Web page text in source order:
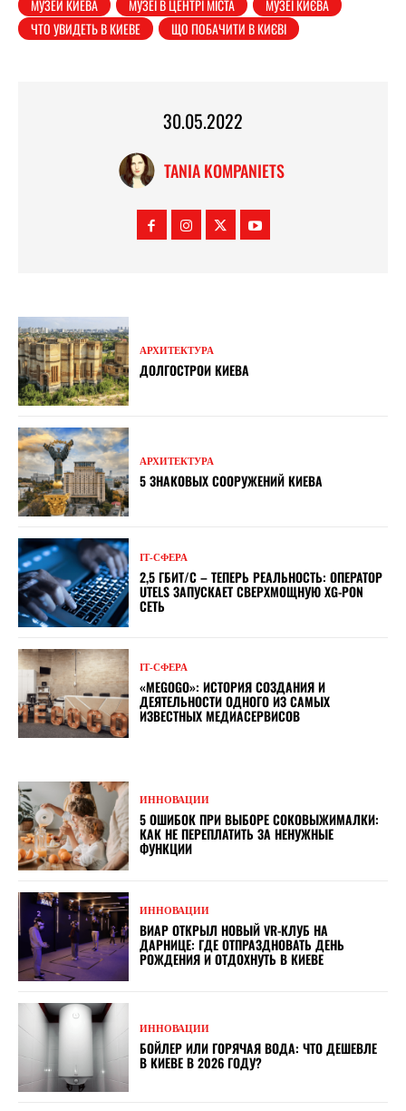
МУЗЕИ КИЕВА МУЗЕЇ В ЦЕНТРІ МІСТА
МУЗЕЇ КИЄВА
ЧТО УВИДЕТЬ В КИЕВЕ
ЩО ПОБАЧИТИ В КИЄВІ
30.05.2022
TANIA KOMPANIETS
АРХИТЕКТУРА
ДОЛГОСТРОИ КИЕВА
АРХИТЕКТУРА
5 ЗНАКОВЫХ СООРУЖЕНИЙ КИЕВА
ІТ-СФЕРА
2,5 ГБИТ/С – ТЕПЕРЬ РЕАЛЬНОСТЬ: ОПЕРАТОР
UTELS ЗАПУСКАЕТ СВЕРХМОЩНУЮ XG-PON
СЕТЬ
ІТ-СФЕРА
«MEGOGO»: ИСТОРИЯ СОЗДАНИЯ И
ДЕЯТЕЛЬНОСТИ ОДНОГО ИЗ САМЫХ
ИЗВЕСТНЫХ МЕДИАСЕРВИСОВ
ИННОВАЦИИ
5 ОШИБОК ПРИ ВЫБОРЕ СОКОВЫЖИМАЛКИ:
КАК НЕ ПЕРЕПЛАТИТЬ ЗА НЕНУЖНЫЕ
ФУНКЦИИ
ИННОВАЦИИ
ВИАР ОТКРЫЛ НОВЫЙ VR-КЛУБ НА
ДАРНИЦЕ: ГДЕ ОТПРАЗДНОВАТЬ ДЕНЬ
РОЖДЕНИЯ И ОТДОХНУТЬ В КИЕВЕ
ИННОВАЦИИ
БОЙЛЕР ИЛИ ГОРЯЧАЯ ВОДА: ЧТО ДЕШЕВЛЕ
В КИЕВЕ В 2026 ГОДУ?